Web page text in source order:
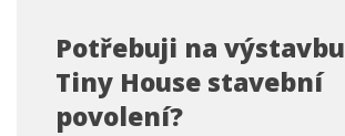
Potřebuji na výstavbu
Tiny House stavební
povolení?